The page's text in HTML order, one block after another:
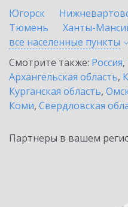
Югорск
Тюмень
Ханты-
все населенные пункты
Смотрите также: Россия,
Архангельская область,
Курганская область,
Коми, Свердловская
Партнеры в вашем